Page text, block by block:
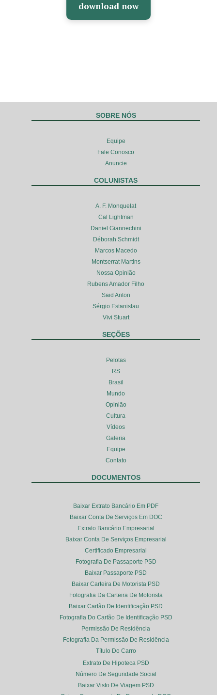
download now
SOBRE NÓS
Equipe
Fale Conosco
Anuncie
COLUNISTAS
A. F. Monquelat
Cal Lightman
Daniel Giannechini
Déborah Schmidt
Marcos Macedo
Montserrat Martins
Nossa Opinião
Rubens Amador Filho
Said Anton
Sérgio Estanislau
Vivi Stuart
SEÇÕES
Pelotas
RS
Brasil
Mundo
Opinião
Cultura
Vídeos
Galeria
Equipe
Contato
DOCUMENTOS
Baixar Extrato Bancário Em PDF
Baixar Conta De Serviços Em DOC
Extrato Bancário Empresarial
Baixar Conta De Serviços Empresarial
Certificado Empresarial
Fotografia De Passaporte PSD
Baixar Passaporte PSD
Baixar Carteira De Motorista PSD
Fotografia Da Carteira De Motorista
Baixar Cartão De Identificação PSD
Fotografia Do Cartão De Identificação PSD
Permissão De Residência
Fotografia Da Permissão De Residência
Título Do Carro
Extrato De Hipoteca PSD
Número De Seguridade Social
Baixar Visto De Viagem PSD